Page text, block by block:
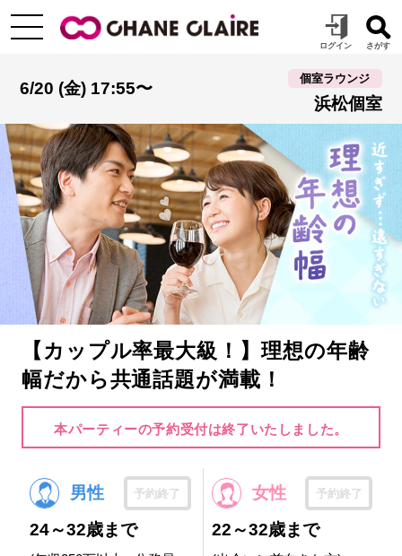
6/20 (金) 17:55〜
個室ラウンジ
浜松個室
【カップル率最大級！】理想の年齢
幅だから共通話題が満載！
本パーティーの予約受付は終了いたしました。
男性 予約終了
24～32歳まで
女性 予約終了
22～32歳まで